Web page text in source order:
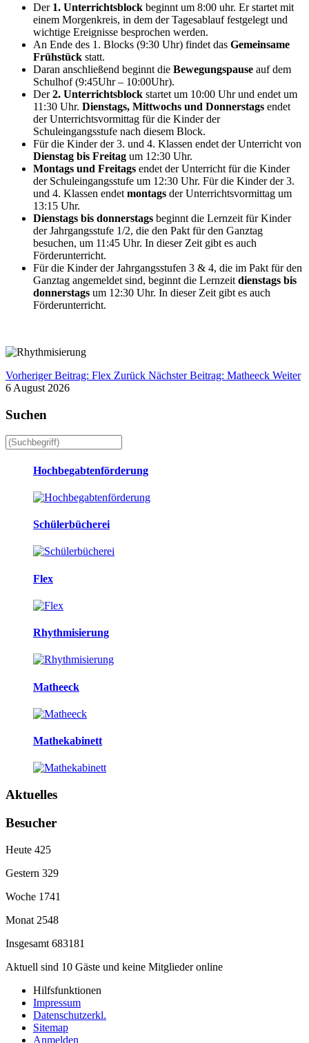
Der 1. Unterrichtsblock beginnt um 8:00 uhr. Er startet mit
einem Morgenkreis, in dem der Tagesablauf festgelegt und
wichtige Ereignisse besprochen werden.
An Ende des 1. Blocks (9:30 Uhr) findet das Gemeinsame
Frühstück statt.
Daran anschließend beginnt die Bewegungspause auf dem
Schulhof (9:45Uhr – 10:00Uhr).
Der2. Unterrichtsblock startet um 10:00 Uhr und endet um
11:30 Uhr. Dienstags, Mittwochs und Donnerstags endet
der Unterrichtsvormittag für die Kinder der
Schuleingangsstufe nach diesem Block.
Für die Kinder der 3. und 4. Klassen endet der Unterricht von
Dienstag bis Freitag um 12:30 Uhr.
Montags und Freitags endet der Unterricht für die Kinder
der Schuleingangsstufe um 12:30 Uhr. Für die Kinder der 3.
und 4. Klassen endet montags der Unterrichtsvormittag um
13:15 Uhr.
Dienstags bis donnerstags beginnt die Lernzeit für Kinder
der Jahrgangsstufe 1/2, die den Pakt für den Ganztag
besuchen, um 11:45 Uhr. In dieser Zeit gibt es auch
Förderunterricht.
Für die Kinder der Jahrgangsstufen 3 & 4, die im Pakt für den
Ganztag angemeldet sind, beginnt die Lernzeit dienstags bis
donnerstags um 12:30 Uhr. In dieser Zeit gibt es auch
Förderunterricht.
Vorheriger Beitrag: Flex Zurück Nächster Beitrag: Matheeck Weiter
6 August 2026
Suchen
Hochbegabtenförderung
Schülerbücherei
Flex
Rhythmisierung
Matheeck
Mathekabinett
Aktuelles
Besucher
Heute 425
Gestern 329
Woche 1741
Monat 2548
Insgesamt 683181
Aktuell sind 10 Gäste und keine Mitglieder online
Hilfsfunktionen
Impressum
Datenschutzerkl.
Sitemap
Anmelden